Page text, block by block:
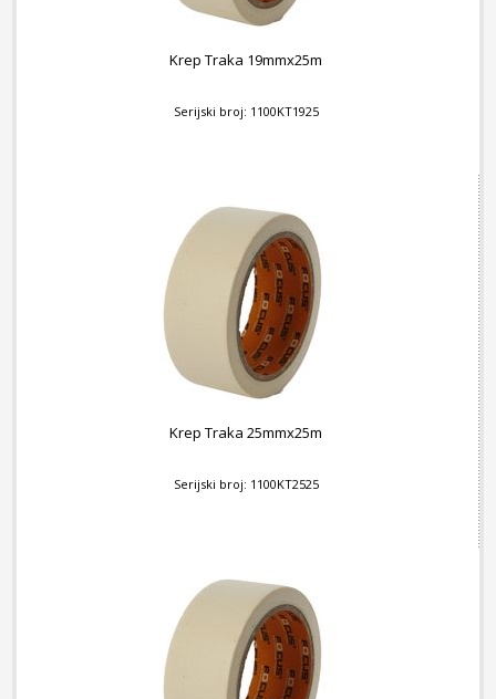
Krep Traka 19mmx25m
Serijski broj: 1100KT1925
Krep Traka 25mmx25m
Serijski broj: 1100KT2525